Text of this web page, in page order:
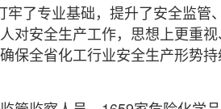
了专业基础，提升了安全监管
对安全生产工作，思想上更重
保全省化工行业安全生产形势